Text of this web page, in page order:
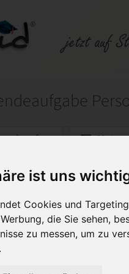
ist uns
Cookies und
die Sie sehen,
zu messen, um zu
Beruf,
ist meine Lösung zum
Punkten), März
ist als Lernhilfe